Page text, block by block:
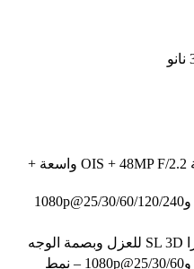
48MP F/1.6 أساسية OIS + 48MP F/2.2 واسعة +
4K@24/25/30/60 – و1080p@25/30/60 – نمط